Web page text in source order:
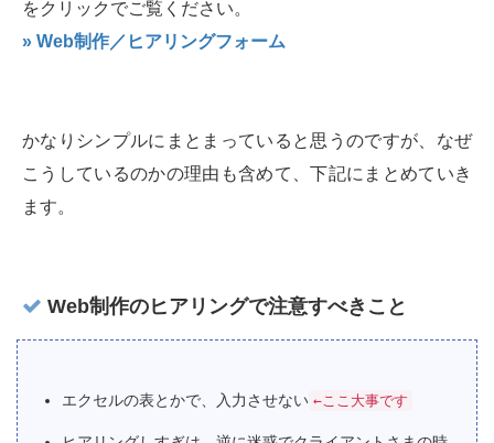
をクリックでご覧ください。
» Web制作／ヒアリングフォーム
かなりシンプルにまとまっていると思うのですが、なぜ
こうしているのかの理由も含めて、下記にまとめていき
ます。
Web制作のヒアリングで注意すべきこと
エクセルの表とかで、入力させない ←ここ大事です